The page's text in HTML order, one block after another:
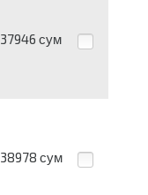
37946 сум
38978 сум